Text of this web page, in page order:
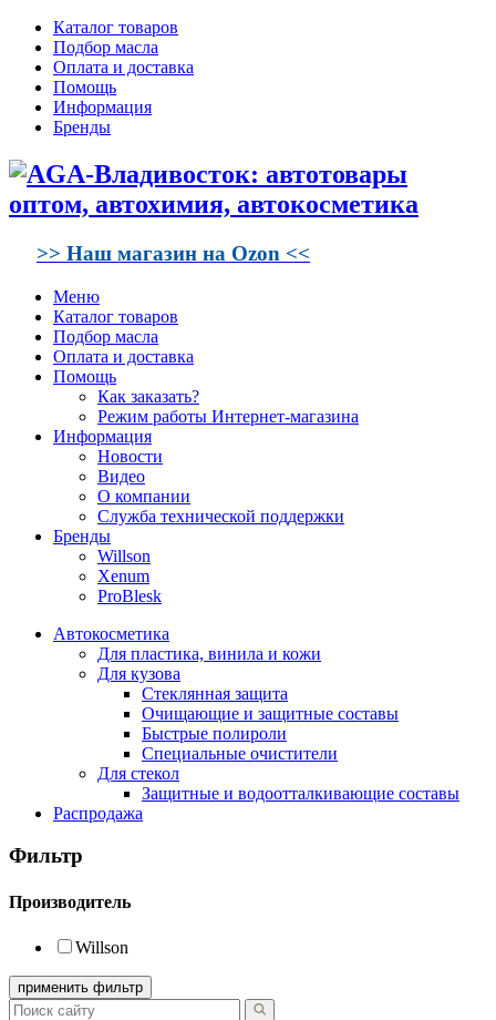
Каталог товаров
Подбор масла
Оплата и доставка
Помощь
Информация
Бренды
>> Наш магазин на Ozon <<
Меню
Каталог товаров
Подбор масла
Оплата и доставка
Помощь
Как заказать?
Режим работы Интернет-магазина
Информация
Новости
Видео
О компании
Служба технической поддержки
Бренды
Willson
Xenum
ProBlesk
Автокосметика
Для пластика, винила и кожи
Для кузова
Стеклянная защита
Очищающие и защитные составы
Быстрые полироли
Специальные очистители
Для стекол
Защитные и водоотталкивающие составы
Распродажа
Фильтр
Производитель
Willson
применить фильтр